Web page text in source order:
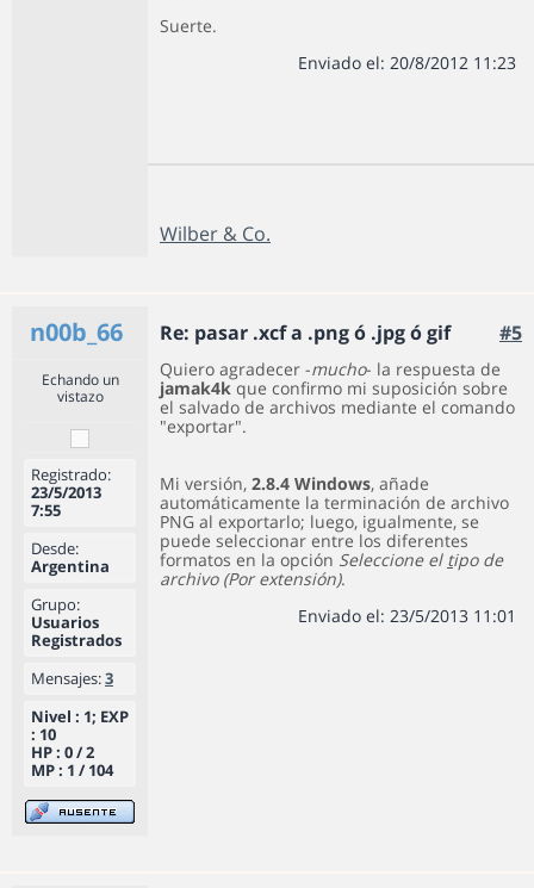
Suerte.
Enviado el: 20/8/2012 11:23
Wilber & Co.
n00b_66 Re: pasar .xcf a .png ó .jpg ó gif #5
Echando un
vistazo
Registrado:
23/5/2013
7:55
Desde:
Argentina
Grupo:
Usuarios
Registrados
Mensajes:3
Nivel : 1; EXP
: 10
HP : 0 / 2
MP : 1 / 104
Quiero agradecer -mucho- la respuesta de
jamak4kque confirmo mi suposición sobre
el salvado de archivos mediante el comando
"exportar".
Mi versión, 2.8.4 Windows, añade
automáticamente la terminación de archivo
PNG al exportarlo; luego, igualmente, se
puede seleccionar entre los diferentes
formatos en la opción Seleccione el tipo de
archivo (Por extensión).
Enviado el: 23/5/2013 11:01